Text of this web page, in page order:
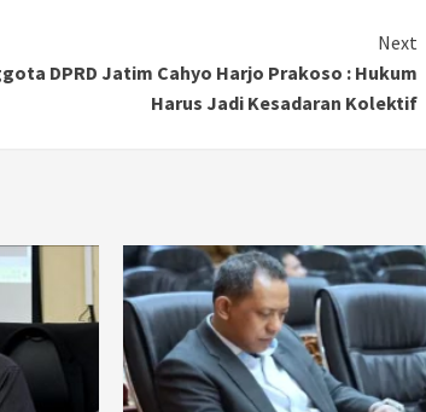
Next
DPRD Jatim Cahyo Harjo Prakoso : Hukum
Harus Jadi Kesadaran Kolektif